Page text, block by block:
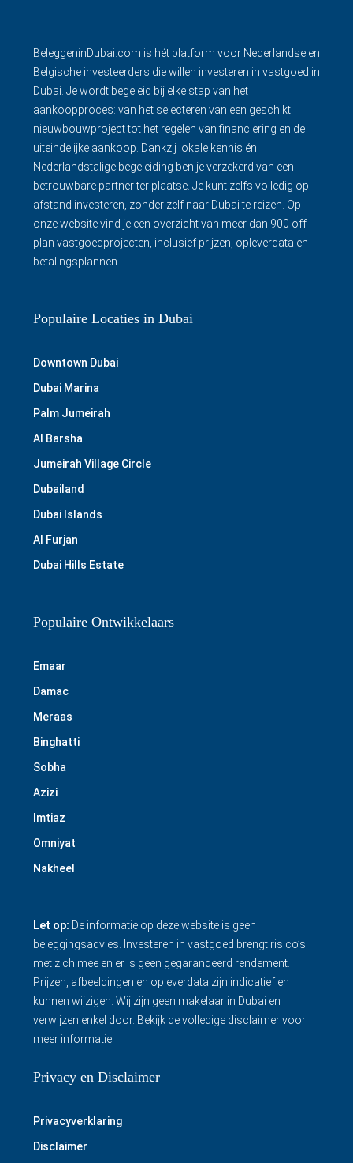
BeleggeninDubai.com is hét platform voor Nederlandse en
Belgische investeerders die willen investeren in vastgoed in
Dubai. Je wordt begeleid bij elke stap van het
aankoopproces: van het selecteren van een geschikt
nieuwbouwproject tot het regelen van financiering en de
uiteindelijke aankoop. Dankzij lokale kennis én
Nederlandstalige begeleiding ben je verzekerd van een
betrouwbare partner ter plaatse. Je kunt zelfs volledig op
afstand investeren, zonder zelf naar Dubai te reizen. Op
onze website vind je een overzicht van meer dan 900 off-
plan vastgoedprojecten, inclusief prijzen, opleverdata en
betalingsplannen.
Populaire Locaties in Dubai
Downtown Dubai
Dubai Marina
Palm Jumeirah
Al Barsha
Jumeirah Village Circle
Dubailand
Dubai Islands
Al Furjan
Dubai Hills Estate
Populaire Ontwikkelaars
Emaar
Damac
Meraas
Binghatti
Sobha
Azizi
Imtiaz
Omniyat
Nakheel
Let op: De informatie op deze website is geen
beleggingsadvies. Investeren in vastgoed brengt risico’s
met zich mee en er is geen gegarandeerd rendement.
Prijzen, afbeeldingen en opleverdata zijn indicatief en
kunnen wijzigen. Wij zijn geen makelaar in Dubai en
verwijzen enkel door. Bekijk de volledige disclaimervoor
meer informatie.
Privacy en Disclaimer
Privacyverklaring
Disclaimer